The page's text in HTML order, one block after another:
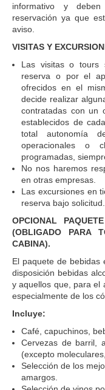
informativo y
reservación ya que
aviso.
VISITAS Y
Las visitas o tours
reserva o por el
ofrecidos en el
decide realizar
contratadas con un
establecidos de
total autonomía
operacionales o
programadas,
No nos haremos
en otras empresas.
Las excursiones en
reserva bajo solicitud.
OPCIONAL
(OBLIGADO PARA
CABINA).
El paquete de bebidas
disposición bebidas
y aquellos que, para el
especialmente de los
Incluye:
Café, capuchinos,
Cervezas de barril,
(excepto
Selección de los
amargos.